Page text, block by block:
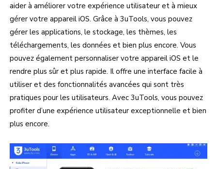
aider à améliorer votre expérience utilisateur et à mieux
gérer votre appareil iOS. Grâce à 3uTools, vous pouvez
gérer les applications, le stockage, les thèmes, les
téléchargements, les données et bien plus encore. Vous
pouvez également personnaliser votre appareil iOS et le
rendre plus sûr et plus rapide. Il offre une interface facile à
utiliser et des fonctionnalités avancées qui sont très
pratiques pour les utilisateurs. Avec 3uTools, vous pouvez
profiter d’une expérience utilisateur exceptionnelle et bien
plus encore.